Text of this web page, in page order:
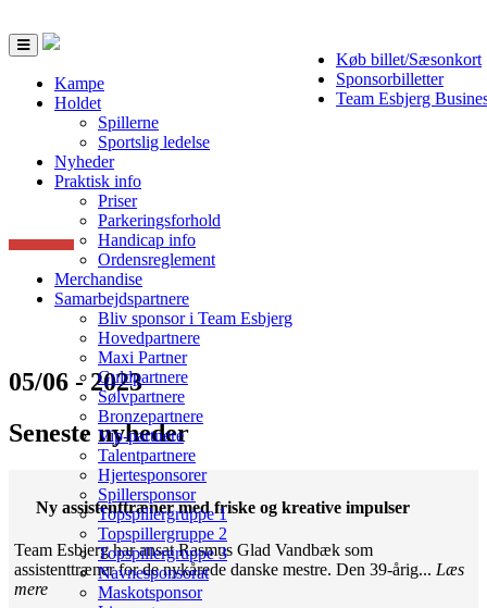
Køb billet/Sæsonkort
Sponsorbilletter
Team Esbjerg
Toggle
navigation
Kampe
Holdet
Spillerne
Sportslig ledelse
Nyheder
Praktisk info
Priser
Parkeringsforhold
Handicap info
Ordensreglement
Merchandise
Samarbejdspartnere
Bliv sponsor i Team Esbjerg
Hovedpartnere
Maxi Partner
Guldpartnere
Sølvpartnere
Bronzepartnere
Vip-partnere
Talentpartnere
Hjertesponsorer
Spillersponsor
Topspillergruppe 1
Topspillergruppe 2
Topspillergruppe 3
Navnesponsorat
Maskotsponsor
05/06 - 2023
Seneste nyheder
Ny assistenttræner med friske og kreative impulser
Team Esbjerg har ansat Rasmus Glad Vandbæk som
assistenttræner for de nykårede danske mestre. Den 39-årig... Læs
mere